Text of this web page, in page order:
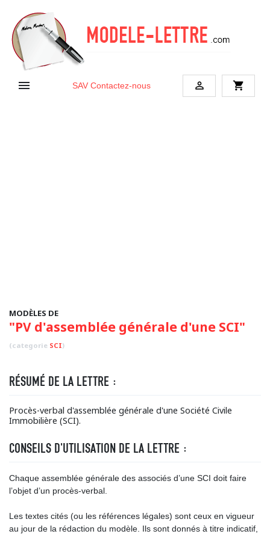
 SAV Contactez-nous  shopping_cart
MODÈLES DE
"PV d'assemblée générale d'une SCI"
(categorie SCI)
RÉSUMÉ DE LA LETTRE :
Procès-verbal d'assemblée générale d'une Société Civile
Immobilière (SCI).
CONSEILS D'UTILISATION DE LA LETTRE :
Chaque assemblée générale des associés d’une SCI doit faire
l’objet d’un procès-verbal.
Les textes cités (ou les références légales) sont ceux en vigueur
au jour de la rédaction du modèle. Ils sont donnés à titre indicatif,